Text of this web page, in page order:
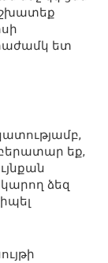
ետ
եք,
ձեզ